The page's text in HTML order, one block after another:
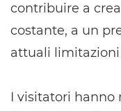
contribuire a
costante, a un
attuali limitazioni
I visitatori hanno